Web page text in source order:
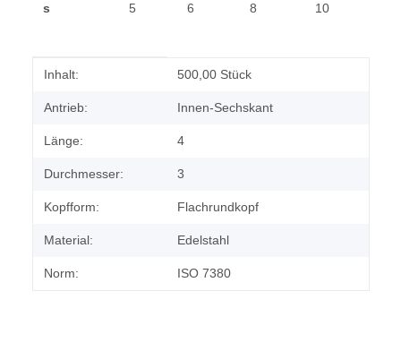
s 5 6 8 10
Produkteigenschaft
Wert
Inhalt: 500,00 Stück
Antrieb: Innen-Sechskant
Länge: 4
Durchmesser: 3
Kopfform: Flachrundkopf
Material: Edelstahl
Norm: ISO 7380